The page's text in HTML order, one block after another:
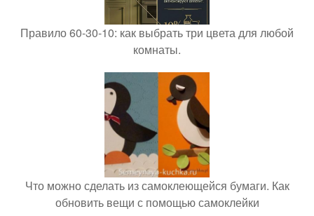
Правило 60-30-10: как выбрать три цвета для любой
комнаты.
Что можно сделать из самоклеющейся бумаги. Как
обновить вещи с помощью самоклейки